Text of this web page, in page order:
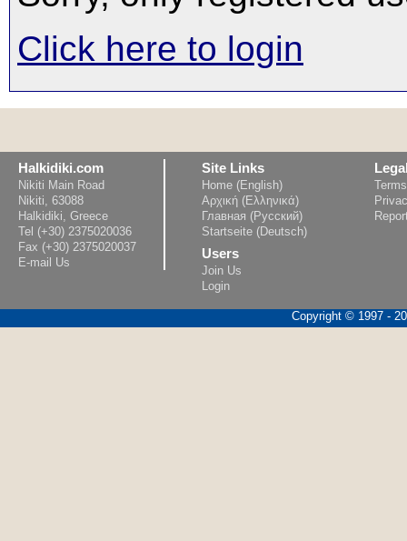
Click here to login
Halkidiki.com
Nikiti Main Road
Nikiti, 63088
Halkidiki, Greece
Tel (+30) 2375020036
Fax (+30) 2375020037
E-mail Us
Site Links
Home (English)
Αρχική (Ελληνικά)
Главная (Русский)
Startseite (Deutsch)
Users
Join Us
Login
Copyright © 1997 -